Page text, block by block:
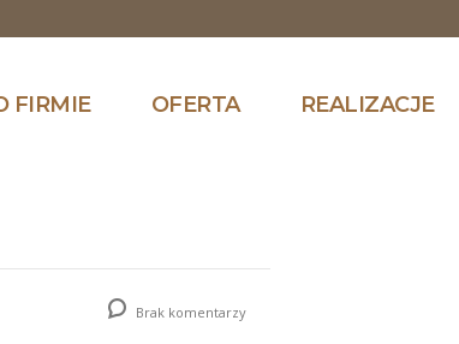
FIRMIE OFERTA REALIZACJE
Brak komentarzy